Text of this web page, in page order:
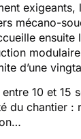
mécano-
d’une
10 et 15
du chantier :